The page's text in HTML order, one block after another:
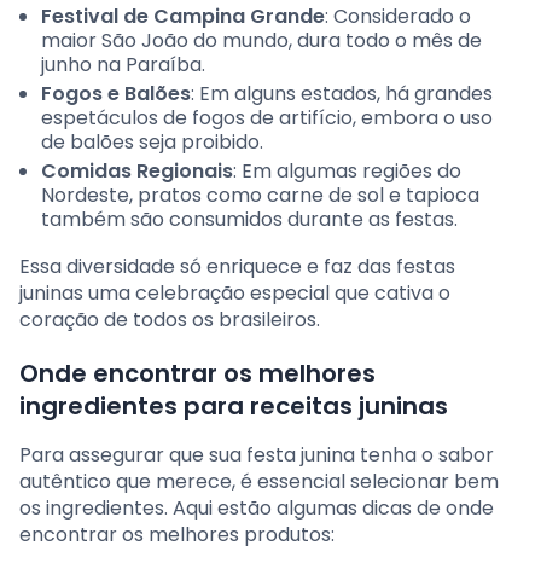
Festival de Campina Grande: Considerado o
maior São João do mundo, dura todo o mês de
junho na Paraíba.
Fogos e Balões: Em alguns estados, há grandes
espetáculos de fogos de artifício, embora o uso
de balões seja proibido.
Comidas Regionais: Em algumas regiões do
Nordeste, pratos como carne de sol e tapioca
também são consumidos durante as festas.
Essa diversidade só enriquece e faz das festas
juninas uma celebração especial que cativa o
coração de todos os brasileiros.
Onde encontrar os melhores
ingredientes para receitas juninas
Para assegurar que sua festa junina tenha o sabor
autêntico que merece, é essencial selecionar bem
os ingredientes. Aqui estão algumas dicas de onde
encontrar os melhores produtos: